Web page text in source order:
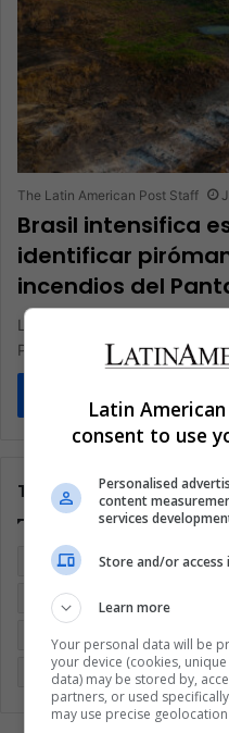
The Latin American Post Staff
Brasil intensifica
identificar
incendios del
La carrera para controlar los
Pantanal de Brasil ha
Tags
Brasil Cine Cine y
Covid 19
Fútbol
Mundo México Música
Latin
consent to use
Personalised
content
services
Store and/or
Learn more
Your personal data will be
your device (cookies,
data) may be stored by,
partners, or used
may use precise